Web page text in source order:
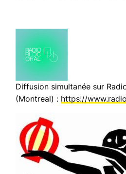
Diffusion simultanée sur
(Montreal) : https://